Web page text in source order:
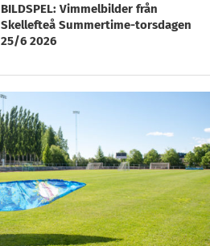
BILDSPEL: Vimmelbilder från
Skellefteå Summertime-torsdagen
25/6 2026